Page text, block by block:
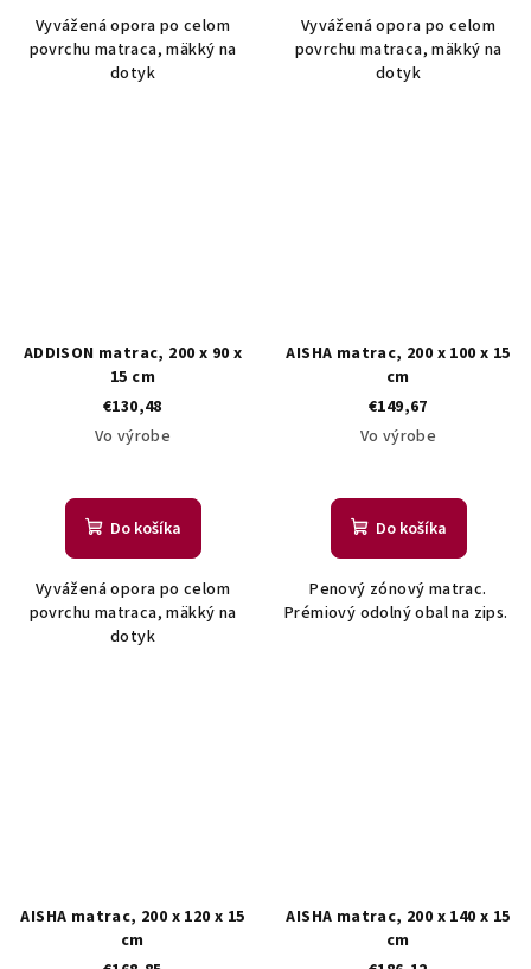
Vyvážená opora po celom
povrchu matraca, mäkký na
dotyk
Vyvážená opora po celom
povrchu matraca, mäkký na
dotyk
ADDISON matrac, 200 x 90 x
15 cm
€130,48
Vo výrobe
Do košíka
Vyvážená opora po celom
povrchu matraca, mäkký na
dotyk
AISHA matrac, 200 x 100 x 15
cm
€149,67
Vo výrobe
Do košíka
Penový zónový matrac.
Prémiový odolný obal na zips.
AISHA matrac, 200 x 120 x 15
cm
AISHA matrac, 200 x 140 x 15
cm